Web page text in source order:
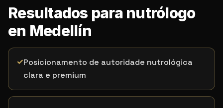
Resultados para nutrólogo
en Medellín
✓Posicionamento de autoridade nutrológica
clara e premium